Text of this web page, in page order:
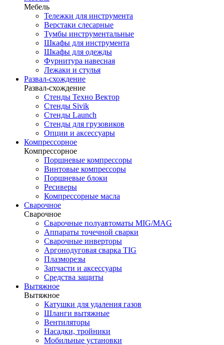
Мебель
Тележки для инструмента
Верстаки слесарные
Тумбы инструментальные
Шкафы для инструмента
Шкафы для одежды
Фурнитура навесная
Лежаки и стулья
Развал-схождение
Развал-схождение
Стенды Техно Вектор
Стенды Sivik
Стенды Launch
Стенды для грузовиков
Опции и аксессуары
Компрессорное
Компрессорное
Поршневые компрессоры
Винтовые компрессоры
Поршневые блоки
Ресиверы
Компрессорные масла
Сварочное
Сварочное
Сварочные полуавтоматы MIG/MAG
Аппараты точечной сварки
Сварочные инверторы
Аргонодуговая сварка TIG
Плазморезы
Запчасти и аксессуары
Средства защиты
Вытяжное
Вытяжное
Катушки для удаления газов
Шланги вытяжные
Вентиляторы
Насадки, тройники
Мобильные установки